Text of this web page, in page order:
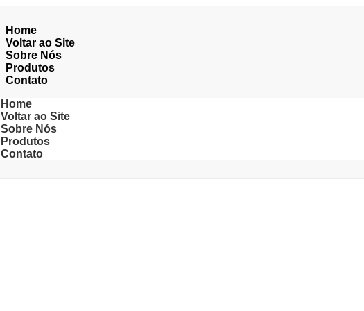
Home
Voltar ao Site
Sobre Nós
Produtos
Contato
Home
Voltar ao Site
Sobre Nós
Produtos
Contato